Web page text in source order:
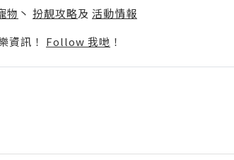
物 丶 扮靚攻略及 活動情報
資訊！ Follow 我哋 ！